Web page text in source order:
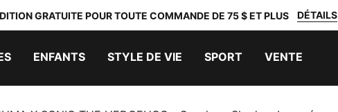
GRATUITE POUR TOUTE COMMANDE DE 75 $ ET PLUS DÉTAILS
ENFANTS STYLE DE VIE SPORT VENTE